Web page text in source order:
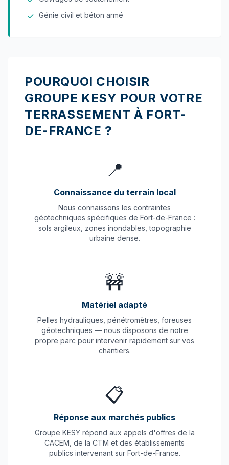
Génie civil et béton armé
POURQUOI CHOISIR
GROUPE KESY POUR VOTRE
TERRASSEMENT À FORT-
DE-FRANCE ?
📍
Connaissance du terrain local
Nous connaissons les contraintes
géotechniques spécifiques de Fort-de-France :
sols argileux, zones inondables, topographie
urbaine dense.
🚧
Matériel adapté
Pelles hydrauliques, pénétromètres, foreuses
géotechniques — nous disposons de notre
propre parc pour intervenir rapidement sur vos
chantiers.
📋
Réponse aux marchés publics
Groupe KESY répond aux appels d'offres de la
CACEM, de la CTM et des établissements
publics intervenant sur Fort-de-France.